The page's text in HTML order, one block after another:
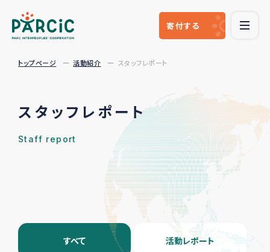
寄付する
トップページ 活動紹介 スタッフレポート
スタッフレポート
Staff report
すべて 活動レポート